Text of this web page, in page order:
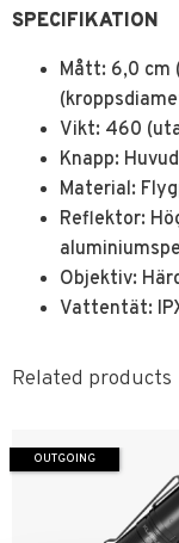
SPECIFIKATION
Mått: 6,0 cm
Vikt: 460
Knapp:
Material:
Reflektor:
Objektiv:
Vattentät:
Related products
OUTGOING